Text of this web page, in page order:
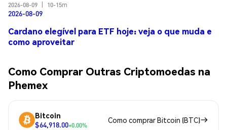
2026-08-09
10-15m
2026-08-09
Cardano elegível para ETF hoje: veja o que muda e
como aproveitar
Como Comprar Outras Criptomoedas na
Phemex
Bitcoin
$64,918.00+0.00%
Como comprar Bitcoin (BTC)